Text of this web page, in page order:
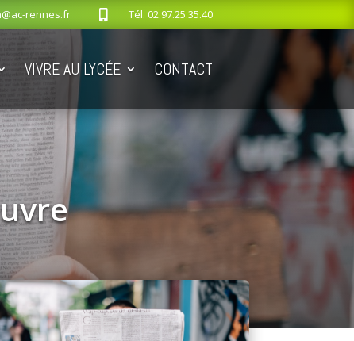
rennes.fr Tél. 02.97.25.35.40
VIVRE AU LYCÉE CONTACT